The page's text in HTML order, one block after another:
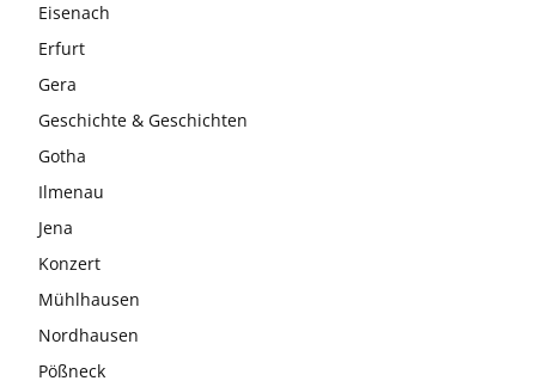
Eisenach
Erfurt
Gera
Geschichte & Geschichten
Gotha
Ilmenau
Jena
Konzert
Mühlhausen
Nordhausen
Pößneck